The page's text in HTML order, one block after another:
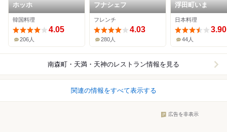
ホッホ
韓国料理
4.05
206人
フナシェフ
フレンチ
4.03
280人
浮田町いま
日本料理
3.90
44人
南森町・天満・天神のレストラン情報を見る
関連の情報をすべて表示する
広告を非表示